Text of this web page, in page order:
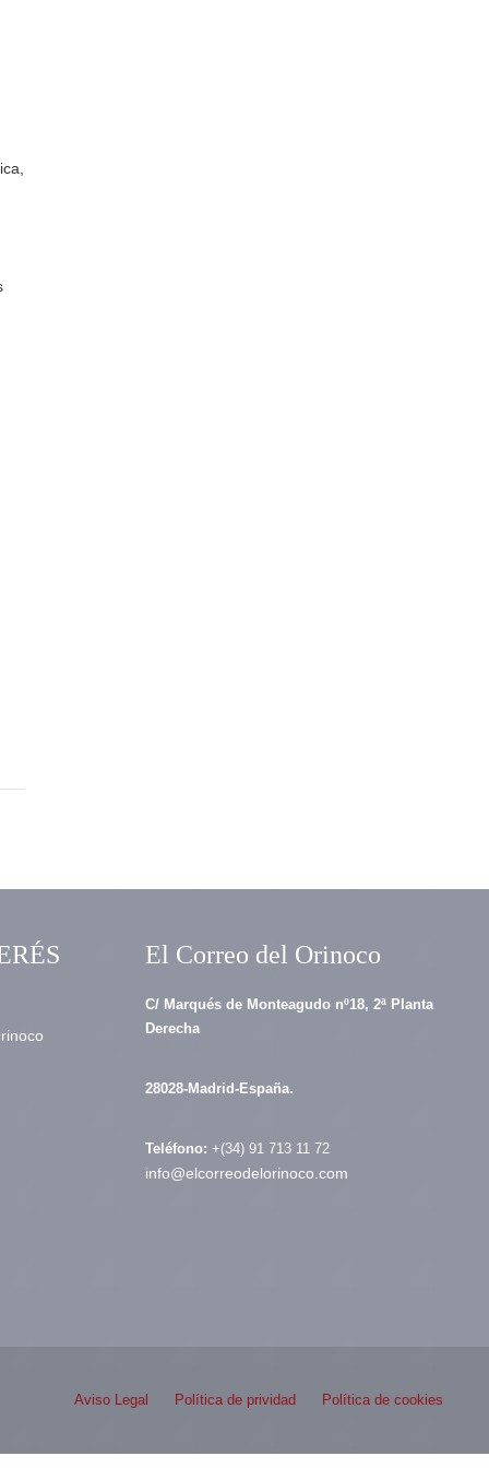
El Correo del Orinoco
C/ Marqués de Monteagudo nº18, 2ª Planta
Derecha
28028-Madrid-España.
Teléfono: +(34) 91 713 11 72
info@elcorreodelorinoco.com
Aviso Legal Política de prividad Política de cookies